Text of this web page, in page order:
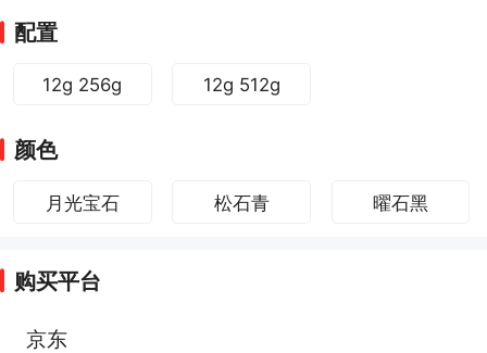
配置
12g 256g 12g 512g
颜色
月光宝石 松石青 曜石黑
购买平台
京东